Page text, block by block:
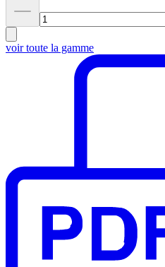
voir toute la gamme